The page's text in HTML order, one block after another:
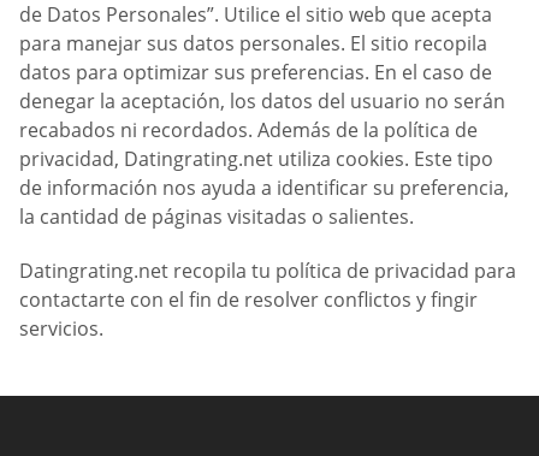
de Datos Personales”. Utilice el sitio web que acepta
para manejar sus datos personales. El sitio recopila
datos para optimizar sus preferencias. En el caso de
denegar la aceptación, los datos del usuario no serán
recabados ni recordados. Además de la política de
privacidad, Datingrating.net utiliza cookies. Este tipo
de información nos ayuda a identificar su preferencia,
la cantidad de páginas visitadas o salientes.
Datingrating.net recopila tu política de privacidad para
contactarte con el fin de resolver conflictos y fingir
servicios.